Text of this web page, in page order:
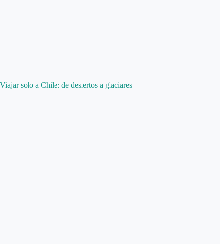
Viajar solo a Chile: de desiertos a glaciares